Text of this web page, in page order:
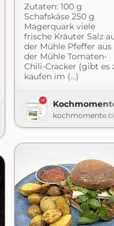
Kitchen
Zutaten: 100 g
Schafskäse 250 g
Magerquark viele
frische Kräuter Salz
der Mühle Pfeffer aus
der Mühle Tomaten-
Chili-Cracker (gibt es
kaufen im (...)